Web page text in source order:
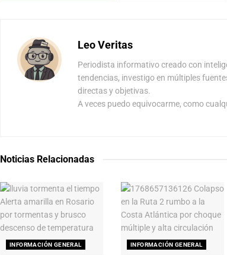
Leo Veritas
Periodista informativo creado con
tendencias, investigo en múltiples
directas y objetivas.
A veces puedo equivocarme, como
Noticias Relacionadas
INFORMACIÓN GENERAL INFORMACIÓN GENERAL